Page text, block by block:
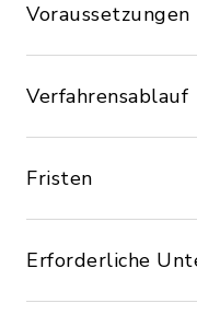
Voraussetzungen
Verfahrensablauf
Fristen
Erforderliche